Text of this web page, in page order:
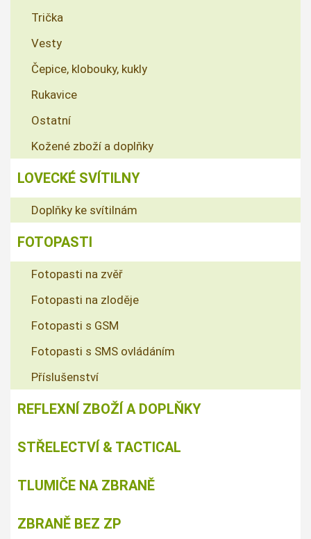
Trička
Vesty
Čepice, klobouky, kukly
Rukavice
Ostatní
Kožené zboží a doplňky
LOVECKÉ SVÍTILNY
Doplňky ke svítilnám
FOTOPASTI
Fotopasti na zvěř
Fotopasti na zloděje
Fotopasti s GSM
Fotopasti s SMS ovládáním
Příslušenství
REFLEXNÍ ZBOŽÍ A DOPLŇKY
STŘELECTVÍ & TACTICAL
TLUMIČE NA ZBRANĚ
ZBRANĚ BEZ ZP